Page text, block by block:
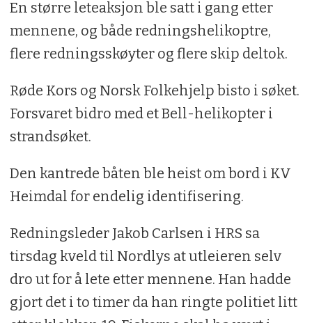
En større leteaksjon ble satt i gang etter
mennene, og både redningshelikoptre,
flere redningsskøyter og flere skip deltok.
Røde Kors og Norsk Folkehjelp bisto i søket.
Forsvaret bidro med et Bell-helikopter i
strandsøket.
Den kantrede båten ble heist om bord i KV
Heimdal for endelig identifisering.
Redningsleder Jakob Carlsen i HRS sa
tirsdag kveld til Nordlys at utleieren selv
dro ut for å lete etter mennene. Han hadde
gjort det i to timer da han ringte politiet litt